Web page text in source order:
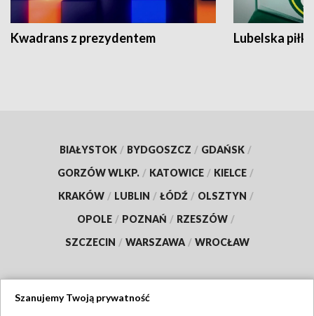
Kwadrans z prezydentem Lubelska piłka
BIAŁYSTOK / BYDGOSZCZ / GDAŃSK /
GORZÓW WLKP. / KATOWICE / KIELCE /
KRAKÓW / LUBLIN / ŁÓDŹ / OLSZTYN /
OPOLE / POZNAŃ / RZESZÓW /
SZCZECIN / WARSZAWA / WROCŁAW
Szanujemy Twoją prywatność